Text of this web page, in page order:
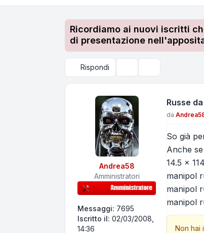
Ricordiamo ai nuovi iscritti
di presentazione
Rispondi
Andrea58
Amministratori
Messaggi: 7695
Iscritto il: 02/03/2008,
14:36
Russe
Messaggio
da
So già
Anche
14.5 x
manipol
manipol
manipol
Non hai